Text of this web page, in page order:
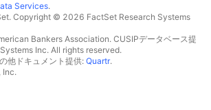
Services.
Copyright © 2026 FactSet Research Systems
Bankers Association. CUSIPデータベース提
Inc. All rights reserved.
他ドキュメント提供: Quartr.
Inc.